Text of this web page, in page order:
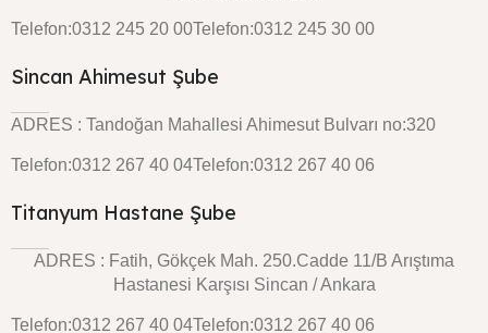
Telefon:0312 245 20 00Telefon:0312 245 30 00
Sincan Ahimesut Şube
ADRES : Tandoğan Mahallesi Ahimesut Bulvarı no:320
Telefon:0312 267 40 04Telefon:0312 267 40 06
Titanyum Hastane Şube
ADRES : Fatih, Gökçek Mah. 250.Cadde 11/B Arıştıma
Hastanesi Karşısı Sincan / Ankara
Telefon:0312 267 40 04Telefon:0312 267 40 06